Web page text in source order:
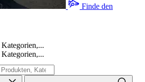
Finde den